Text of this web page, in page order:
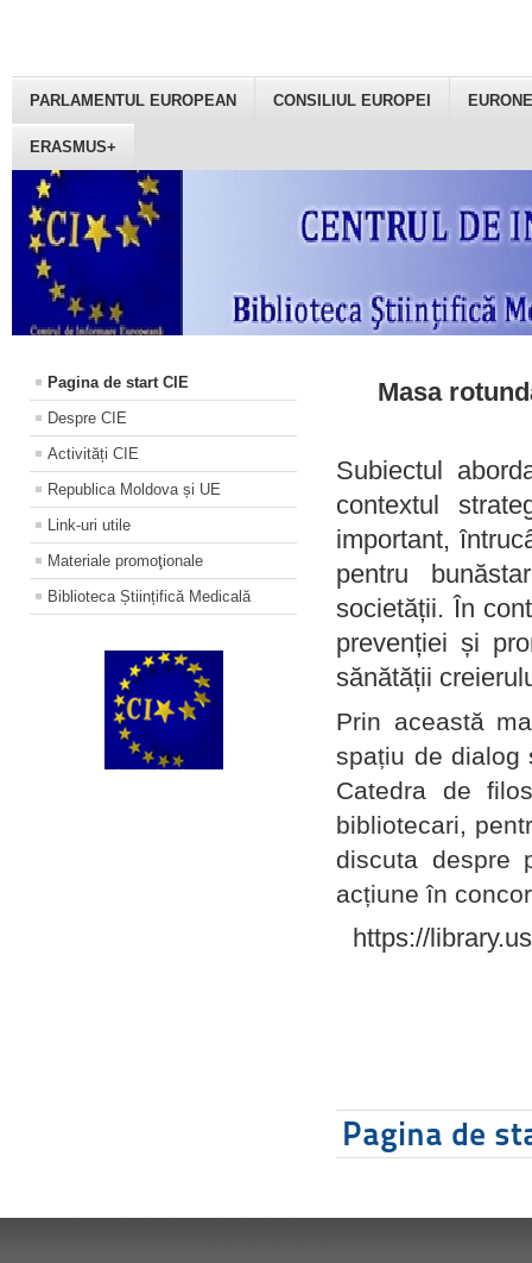
PARLAMENTUL EUROPEAN CONSILIUL EUROPEI
ERASMUS+
Pagina de start CIE
Despre CIE
Activități CIE
Republica Moldova și UE
Link-uri utile
Materiale promoţionale
Biblioteca Științifică Medicală
Masa
Subiectul
contextul
important,
pentru
societății. În
prevenției și
sănătății
Prin această
spațiu de dialog
Catedra de
bibliotecari,
discuta despre
acțiune în
https://
Pagina de